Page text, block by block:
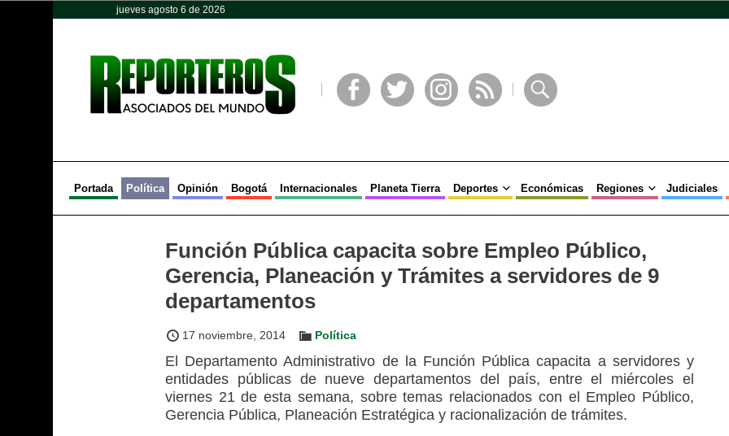
jueves agosto 6 de 2026
Portada Política Opinión Bogotá Internacionales Planeta Tierra Deportes Económicas Regiones Judiciales
Función Pública capacita sobre Empleo Público,
Gerencia, Planeación y Trámites a servidores de 9
departamentos
17 noviembre, 2014 Política
El Departamento Administrativo de la Función Pública capacita a servidores y
entidades públicas de nueve departamentos del país, entre el miércoles el
viernes 21 de esta semana, sobre temas relacionados con el Empleo Público,
Gerencia Pública, Planeación Estratégica y racionalización de trámites.
Opinión Política